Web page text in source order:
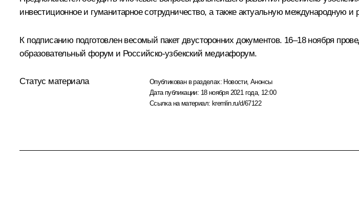
инвестиционное и гуманитарное сотрудничество, а также актуальную международную
К подписанию подготовлен весомый пакет двусторонних документов. 16–18 ноября
образовательный форум и Российско-узбекский медиафорум.
Статус материала Опубликован в разделах: Новости,Анонсы
Дата публикации: 18 ноября 2021 года, 12:00
Ссылка на материал: kremlin.ru/d/67122